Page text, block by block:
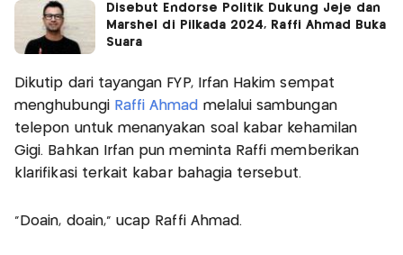
Disebut Endorse Politik Dukung Jeje dan
Marshel di Pilkada 2024, Raffi Ahmad Buka
Suara
Dikutip dari tayangan FYP, Irfan Hakim sempat
menghubungi Raffi Ahmad melalui sambungan
telepon untuk menanyakan soal kabar kehamilan
Gigi. Bahkan Irfan pun meminta Raffi memberikan
klarifikasi terkait kabar bahagia tersebut.
“Doain, doain,” ucap Raffi Ahmad.